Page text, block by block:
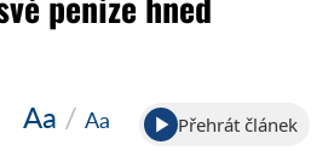
Aa / Aa Přehrát článek